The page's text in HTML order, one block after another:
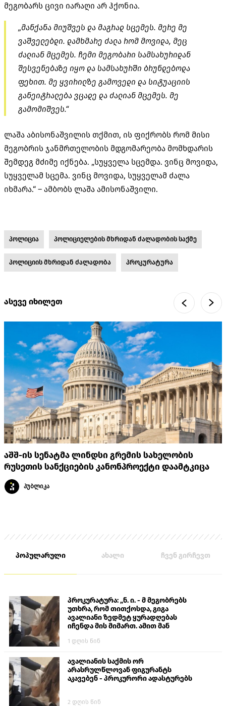
მეგობარს ცივი იარაღი არ ჰქონია.
„მანქანა მიუშვეს და მაგრად სცემეს. მერე მე
ვაშველებდი. დამხმარე ძალა რომ მოვიდა, მეც
ძალიან მცემეს. ჩემი მეგობარი სამსახურიდან
შესვენებაზე იყო და სამსახურში ბრუნდებოდა
ფეხით. მე ყვირილზე გამოვედი და სიტუაციის
განეიტრალება ვცადე და ძალიან მცემეს. მე
გამომიშვეს.“
ლაშა აბისონაშვილის თქმით, ის ფიქრობს რომ მისი
მეგობრის ჯანმრთელობის მდგომარეობა მომხდარის
შემდეგ მძიმე იქნება. „სუყველა სცემდა. ვინც მოვიდა,
სუყველამ სცემა. ვინც მოვიდა, სუყველამ ძალა
იხმარა.“ – ამბობს ლაშა ამისონაშვილი.
პოლიცია პოლიციელების მხრიდან ძალადობის საქმე
პოლიციის მხრიდან ძალადობა პროკურატურა
ასევე იხილეთ
აშშ-ის სენატმა ლინდსი გრემის სახელობის
რუსეთის სანქციების კანონპროექტი დაამტკიცა
პუბლიკა
პოპულარული ახალი ჩვენ გირჩევთ
პროკურატურა: „ნ. ი. - მ მეგობრებს
უთხრა, რომ თითქოსდა, გიგა
ავალიანი ზედმეტ ყურადღებას
იჩენდა მის მიმართ. ამით მან
თავს დასხმოდა გიგა ავალიანს“
1 დღის წინ
ავალიანის საქმის ორ
არასრულწლოვან ფიგურანტს
აკავებენ - პროკურორი ადასტურებს
2 დღის წინ